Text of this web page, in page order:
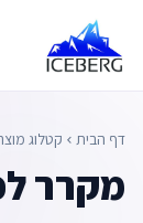
content
דף הבית chevron_left קטלוג
מקרר